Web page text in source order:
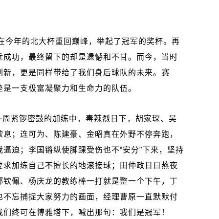
年的北大杯重回巅峰，举起了冠军的奖杯。再
功，最终留下的却是遗憾和不甘。而今，当时
，更是同样带给了我们身后球队的未来。赛
一支极富凝聚力和生命力的队伍。
紧锣密鼓的加练中，毒辣烈日下，胡家琛、吴
；连可为、陈建豪、金昭真在外野不停奔跑，
迫；李国锵纵使脚踝受伤也不“安分”下来，坚持
加练自己不擅长的地滚接球；田仲政日日熬夜
佩、杨庆龙的教练棒一打就是整一个下午，丁
忘捕捉大家努力的画面，经理曹原一直默默付
终可在博雅塔下，喊出那句：我们是冠军！